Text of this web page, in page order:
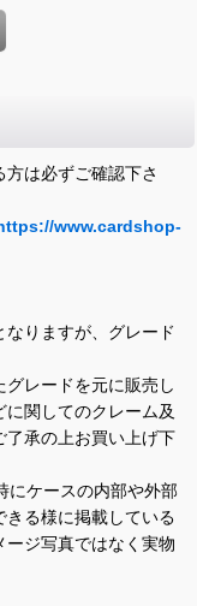
は必ずご確認下さ
www.cardshop-
りますが、グレード
レードを元に販売し
関してのクレーム及
了承の上お買い上げ下
にケースの内部や外部
る様に掲載している
ジ写真ではなく実物